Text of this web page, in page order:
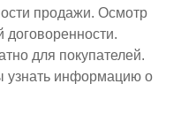
продажи. Осмотр
договоренности.
для покупателей.
узнать информацию о